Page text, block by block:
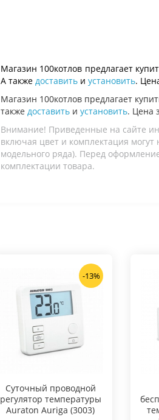
Магазин 100котлов предлагает
А также доставить и установить.
Магазин 100котлов предлагает
также доставить и установить. Цена
Внимание! Приведенные на сайте
включая цвет и комплектация могут
модельного ряда). Перед
комплектации товара.
-13%
Суточный проводной
регулятор температуры
Auraton Auriga (3003)